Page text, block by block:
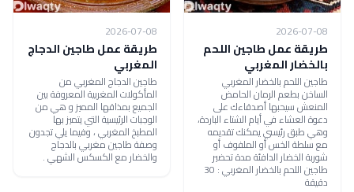
2026-07-08
طريقة عمل طاجين اللحم
بالخضار المغربي
طاجين اللحم بالخضار المغربي
الساخن بطعم الرمان الحامض
المنعش سيحبها أصدقاءك على
دعوة العشاء في أيام الشتاء الباردة،
وهي طبق رئيسي يمكنك تقديمه
مع سلطة الخس أو الملفوف أو
شوربة الخضار الدافئة مدة تحضير
طاجين اللحم بالخضار المغربي : 30
دقيقة
2026-07-08
طريقة عمل طاجين الدجاج
المغربي
طاجين الدجاج المغربي من
المأكولات المغربية المعروفة بين
الجميع بمذاقها المميز و هي من
الوجبات الرئيسية التي يتميز بها
المطبخ المغربي ، وفيما يلي تجدون
وصفة طاجين مغربي بالدجاج
والخضار مع الكسكس الشهي .